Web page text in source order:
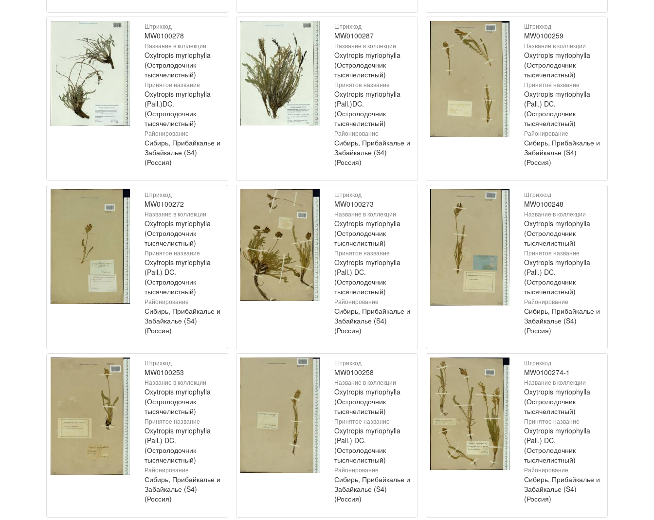
Штрихкод
MW0100278
Название в коллекции
Oxytropis myriophylla
(Остролодочник
тысячелистный)
Принятое название
Oxytropis myriophylla
(Pall.)DC.
(Остролодочник
тысячелистный)
Районирование
Сибирь, Прибайкалье и
Забайкалье (S4)
(Россия)
Штрихкод
MW0100287
Название в коллекции
Oxytropis myriophylla
(Остролодочник
тысячелистный)
Принятое название
Oxytropis myriophylla
(Pall.)DC.
(Остролодочник
тысячелистный)
Районирование
Сибирь, Прибайкалье и
Забайкалье (S4)
(Россия)
Штрихкод
MW0100259
Название в коллекции
Oxytropis myriophylla
(Остролодочник
тысячелистный)
Принятое название
Oxytropis myriophylla
(Pall.) DC.
(Остролодочник
тысячелистный)
Районирование
Сибирь, Прибайкалье и
Забайкалье (S4)
(Россия)
Штрихкод
MW0100272
Название в коллекции
Oxytropis myriophylla
(Остролодочник
тысячелистный)
Принятое название
Oxytropis myriophylla
(Pall.) DC.
(Остролодочник
тысячелистный)
Районирование
Сибирь, Прибайкалье и
Забайкалье (S4)
(Россия)
Штрихкод
MW0100273
Название в коллекции
Oxytropis myriophylla
(Остролодочник
тысячелистный)
Принятое название
Oxytropis myriophylla
(Pall.) DC.
(Остролодочник
тысячелистный)
Районирование
Сибирь, Прибайкалье и
Забайкалье (S4)
(Россия)
Штрихкод
MW0100248
Название в коллекции
Oxytropis myriophylla
(Остролодочник
тысячелистный)
Принятое название
Oxytropis myriophylla
(Pall.) DC.
(Остролодочник
тысячелистный)
Районирование
Сибирь, Прибайкалье и
Забайкалье (S4)
(Россия)
Штрихкод
MW0100253
Название в коллекции
Oxytropis myriophylla
(Остролодочник
тысячелистный)
Принятое название
Oxytropis myriophylla
(Pall.) DC.
(Остролодочник
тысячелистный)
Районирование
Сибирь, Прибайкалье и
Забайкалье (S4)
(Россия)
Штрихкод
MW0100258
Название в коллекции
Oxytropis myriophylla
(Остролодочник
тысячелистный)
Принятое название
Oxytropis myriophylla
(Pall.) DC.
(Остролодочник
тысячелистный)
Районирование
Сибирь, Прибайкалье и
Забайкалье (S4)
(Россия)
Штрихкод
MW0100274-1
Название в коллекции
Oxytropis myriophylla
(Остролодочник
тысячелистный)
Принятое название
Oxytropis myriophylla
(Pall.) DC.
(Остролодочник
тысячелистный)
Районирование
Сибирь, Прибайкалье и
Забайкалье (S4)
(Россия)